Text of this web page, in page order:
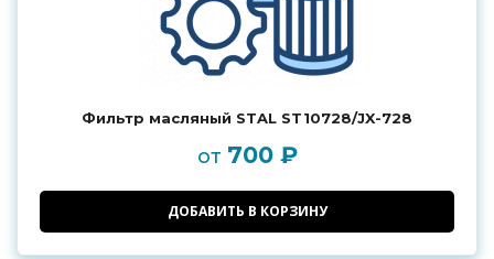
Фильтр масляный STAL ST10728/JX-728
от 700 ₽
ДОБАВИТЬ В КОРЗИНУ